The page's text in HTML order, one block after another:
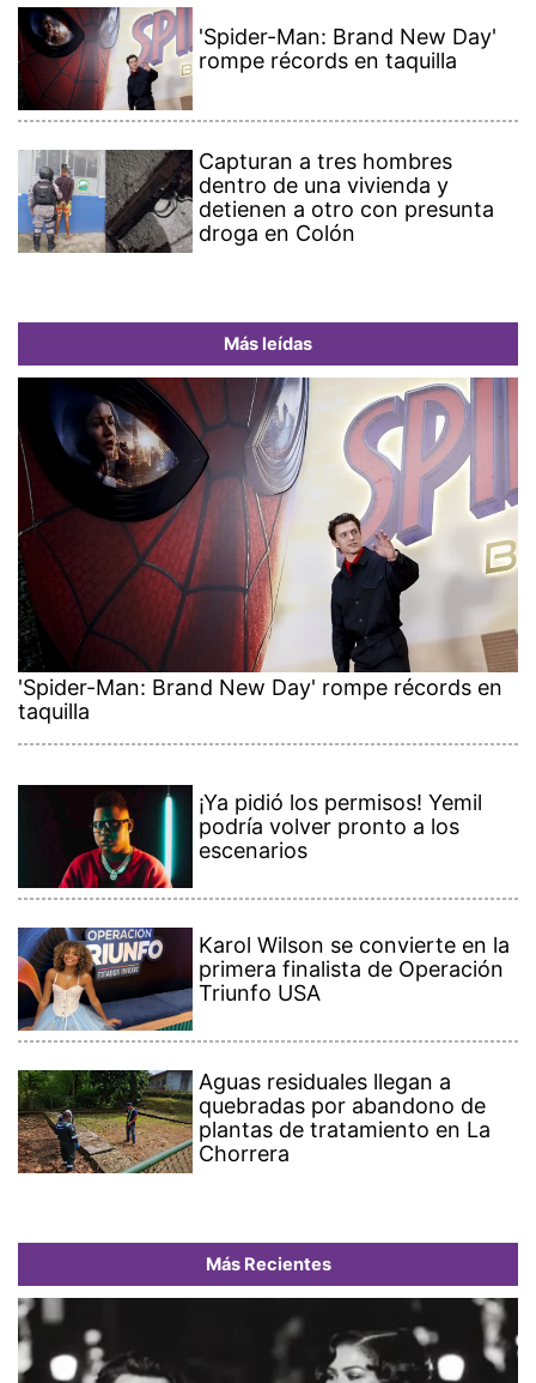
'Spider-Man: Brand New Day'
rompe récords en taquilla
Capturan a tres hombres
dentro de una vivienda y
detienen a otro con presunta
droga en Colón
Más leídas
'Spider-Man: Brand New Day' rompe récords en
taquilla
¡Ya pidió los permisos! Yemil
podría volver pronto a los
escenarios
Karol Wilson se convierte en la
primera finalista de Operación
Triunfo USA
Aguas residuales llegan a
quebradas por abandono de
plantas de tratamiento en La
Chorrera
Más Recientes